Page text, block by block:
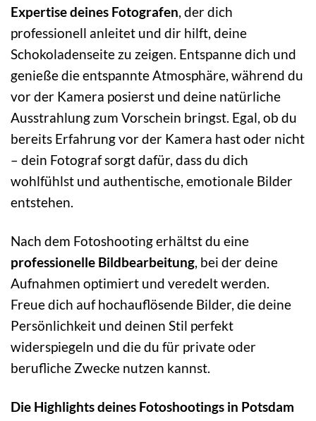
Expertise deines Fotografen, der dich
professionell anleitet und dir hilft, deine
Schokoladenseite zu zeigen. Entspanne dich und
genieße die entspannte Atmosphäre, während du
vor der Kamera posierst und deine natürliche
Ausstrahlung zum Vorschein bringst. Egal, ob du
bereits Erfahrung vor der Kamera hast oder nicht
– dein Fotograf sorgt dafür, dass du dich
wohlfühlst und authentische, emotionale Bilder
entstehen.
Nach dem Fotoshooting erhältst du eine
professionelle Bildbearbeitung, bei der deine
Aufnahmen optimiert und veredelt werden.
Freue dich auf hochauflösende Bilder, die deine
Persönlichkeit und deinen Stil perfekt
widerspiegeln und die du für private oder
berufliche Zwecke nutzen kannst.
Die Highlights deines Fotoshootings in Potsdam